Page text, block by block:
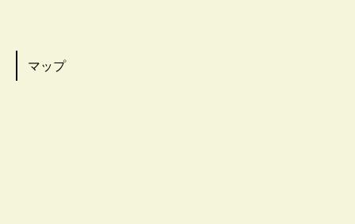
マップ